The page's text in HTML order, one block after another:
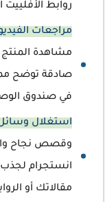
روابط
مراجعات
مشاهدة
صادقة توضح
في صندوق
استغلال وسائل
وقصص نجاح
انستجرام
مقالاتك أو